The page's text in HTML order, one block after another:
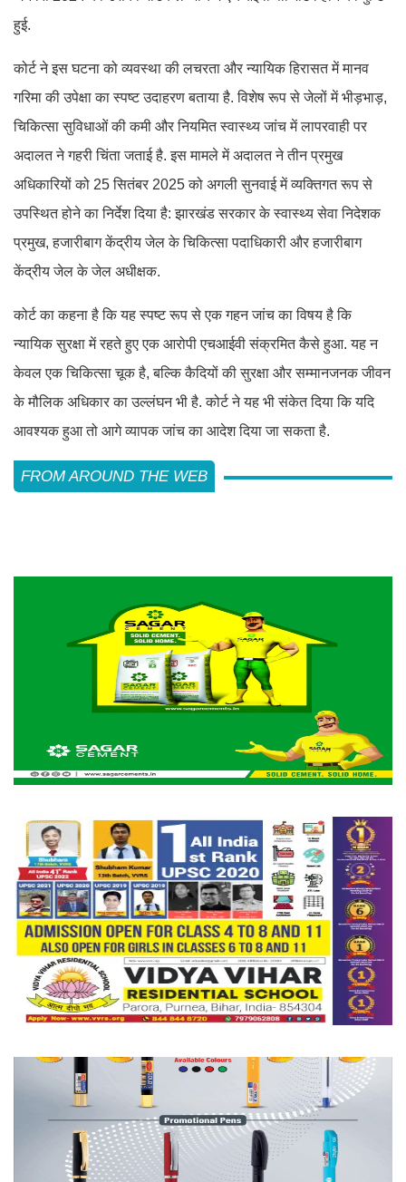
हुई.
कोर्ट ने इस घटना को व्यवस्था की लचरता और न्यायिक हिरासत में मानव
गरिमा की उपेक्षा का स्पष्ट उदाहरण बताया है. विशेष रूप से जेलों में भीड़भाड़,
चिकित्सा सुविधाओं की कमी और नियमित स्वास्थ्य जांच में लापरवाही पर
अदालत ने गहरी चिंता जताई है. इस मामले में अदालत ने तीन प्रमुख
अधिकारियों को 25 सितंबर 2025 को अगली सुनवाई में व्यक्तिगत रूप से
उपस्थित होने का निर्देश दिया है: झारखंड सरकार के स्वास्थ्य सेवा निदेशक
प्रमुख, हजारीबाग केंद्रीय जेल के चिकित्सा पदाधिकारी और हजारीबाग
केंद्रीय जेल के जेल अधीक्षक.
कोर्ट का कहना है कि यह स्पष्ट रूप से एक गहन जांच का विषय है कि
न्यायिक सुरक्षा में रहते हुए एक आरोपी एचआईवी संक्रमित कैसे हुआ. यह न
केवल एक चिकित्सा चूक है, बल्कि कैदियों की सुरक्षा और सम्मानजनक जीवन
के मौलिक अधिकार का उल्लंघन भी है. कोर्ट ने यह भी संकेत दिया कि यदि
आवश्यक हुआ तो आगे व्यापक जांच का आदेश दिया जा सकता है.
FROM AROUND THE WEB